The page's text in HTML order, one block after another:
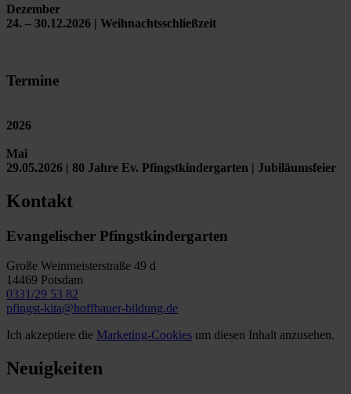
Dezember
24. – 30.12.2026 | Weihnachtsschließzeit
Termine
2026
Mai
29.05.2026 | 80 Jahre Ev. Pfingstkindergarten | Jubiläumsfeier
Kontakt
Evangelischer Pfingstkindergarten
Große Weinmeisterstraße 49 d
14469 Potsdam
0331/29 53 82
pfingst-kita@hoffbauer-bildung.de
Ich akzeptiere die Marketing-Cookies um diesen Inhalt anzusehen.
Neuigkeiten